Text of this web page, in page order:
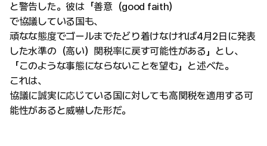
と警告した。彼は「善意（good faith）
で協議している国も、
頑なな態度でゴールまでたどり着けなければ4月2日に発表
した水準の（高い）関税率に戻す可能性がある」とし、
「このような事態にならないことを望む」と述べた。
これは、
協議に誠実に応じている国に対しても高関税を適用する可
能性があると威嚇した形だ。